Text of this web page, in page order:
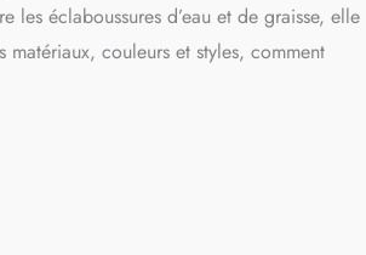
éclaboussures d’eau et de graisse, elle
couleurs et styles, comment